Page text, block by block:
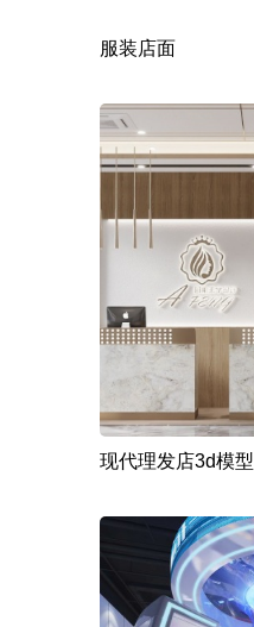
服装店面
现代理发店3d模型